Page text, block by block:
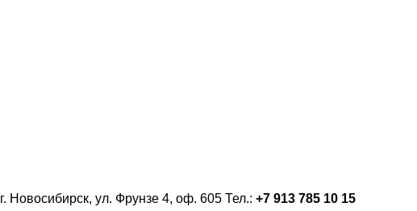
г. Новосибирск, ул. Фрунзе 4, оф. 605 Тел.: +7 913 785 10 15